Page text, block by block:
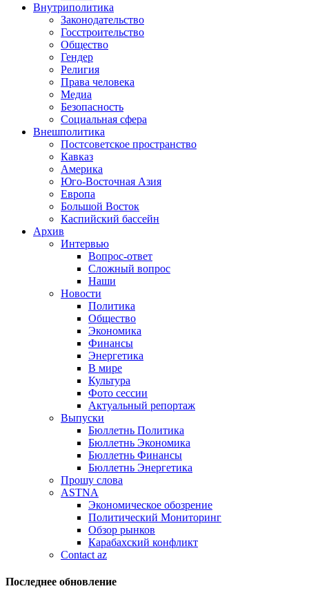
Внутриполитика
Законодательство
Госстроительство
Общество
Гендер
Религия
Права человека
Медиа
Безопасность
Социальная сфера
Внешполитика
Постсоветское пространство
Кавказ
Америка
Юго-Восточная Азия
Европа
Большой Восток
Каспийский бассейн
Архив
Интервью
Вопрос-ответ
Сложный вопрос
Наши
Новости
Политика
Общество
Экономика
Финансы
Энергетика
В мире
Культура
Фото сессии
Актуальный репортаж
Выпуски
Бюллетнь Политика
Бюллетнь Экономика
Бюллетнь Финансы
Бюллетнь Энергетика
Прошу слова
ASTNA
Экономическое обозрение
Политический Мониторинг
Обзор рынков
Карабахский конфликт
Contact az
Последнее обновление